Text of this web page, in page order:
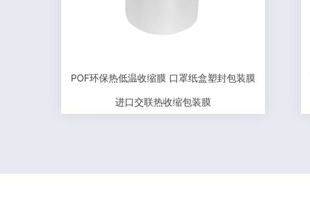
POF环保热低温收缩膜 口罩纸盒塑封包装膜
进口交联热收缩包装膜